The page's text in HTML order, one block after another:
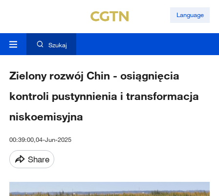
Language
Szukaj
Zielony rozwój Chin - osiągnięcia
kontroli pustynnienia i transformacja
niskoemisyjna
00:39:00,04-Jun-2025
Share